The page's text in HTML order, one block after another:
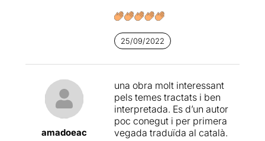
25/09/2022
amadoeac
una obra molt interessant
pels temes tractats i ben
interpretada. Es d’un autor
poc conegut i per primera
vegada traduïda al català.